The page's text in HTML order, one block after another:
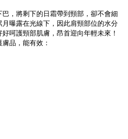
，將剩下的日霜帶到頸部，卻不會細
曝露在光線下，因此肩頸部位的水分
呵護頸部肌膚，昂首迎向年輕未來！
品，能有效：